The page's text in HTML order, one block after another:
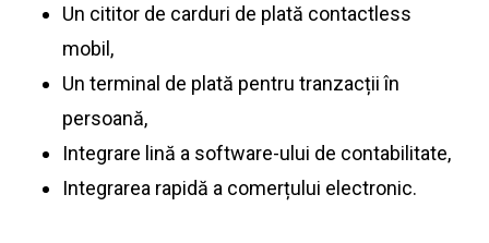
Un cititor de carduri de plată contactless
mobil,
Un terminal de plată pentru tranzacții în
persoană,
Integrare lină a software-ului de contabilitate,
Integrarea rapidă a comerțului electronic.